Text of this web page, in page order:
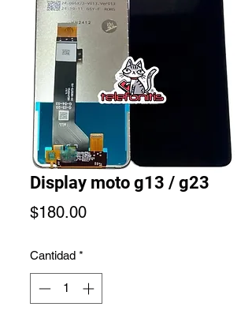
Display moto g13 / g23
$180.00Precio
Cantidad *